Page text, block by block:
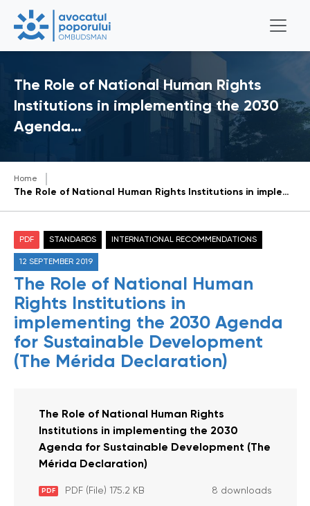
The Role of National Human Rights
Institutions in implementing the 2030
Agenda…
Home
The Role of National Human Rights Institutions in implementing the 2030 Agenda for Sustainable Development (The Mérida Declaration)
PDF STANDARDS INTERNATIONAL RECOMMENDATIONS
12 SEPTEMBER 2019
The Role of National Human
Rights Institutions in
implementing the 2030 Agenda
for Sustainable Development
(The Mérida Declaration)
The Role of National Human Rights
Institutions in implementing the 2030
Agenda for Sustainable Development (The
Mérida Declaration)
PDF PDF (File) 175.2 KB 8 downloads